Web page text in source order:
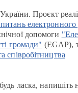
Проєкт
електронного
допомоги
громади" (EGAP),
співробітництва
ласка, напишіть